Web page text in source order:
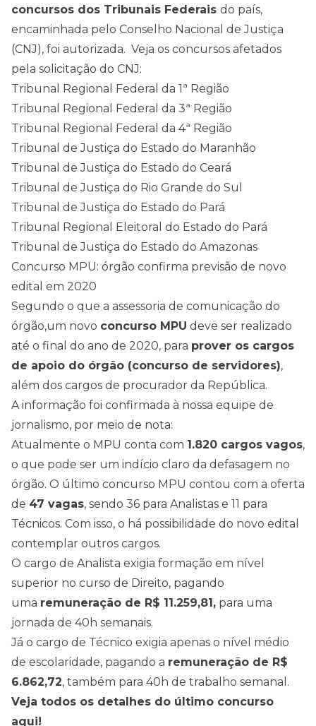
concursos dos Tribunais Federais do país,
encaminhada pelo Conselho Nacional de Justiça
(CNJ), foi autorizada. Veja os concursos afetados
pela solicitação do CNJ:
Tribunal Regional Federal da 1ª Região
Tribunal Regional Federal da 3ª Região
Tribunal Regional Federal da 4ª Região
Tribunal de Justiça do Estado do Maranhão
Tribunal de Justiça do Estado do Ceará
Tribunal de Justiça do Rio Grande do Sul
Tribunal de Justiça do Estado do Pará
Tribunal Regional Eleitoral do Estado do Pará
Tribunal de Justiça do Estado do Amazonas
Concurso MPU: órgão confirma previsão de novo
edital em 2020
Segundo o que a assessoria de comunicação do
órgão,um novo concurso MPU deve ser realizado
até o final do ano de 2020, para prover os cargos
de apoio do órgão (concurso de servidores),
além dos cargos de procurador da República.
A informação foi confirmada à nossa equipe de
jornalismo, por meio de nota:
Atualmente o MPU conta com 1.820 cargos vagos,
o que pode ser um indício claro da defasagem no
órgão. O último concurso MPU contou com a oferta
de 47 vagas, sendo 36 para Analistas e 11 para
Técnicos. Com isso, o há possibilidade do novo edital
contemplar outros cargos.
O cargo de Analista exigia formação em nível
superior no curso de Direito, pagando
uma remuneração de R$ 11.259,81, para uma
jornada de 40h semanais.
Já o cargo de Técnico exigia apenas o nível médio
de escolaridade, pagando a remuneração de R$
6.862,72, também para 40h de trabalho semanal.
Veja todos os detalhes do último concurso
aqui!